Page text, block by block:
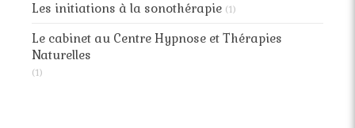
Les initiations à la sonothérapie (1)
Le cabinet au Centre Hypnose et Thérapies
Naturelles
(1)